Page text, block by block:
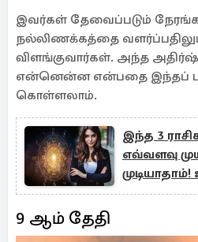
இவர்கள் தேவைப்படும்
நல்லிணக்கத்தை வளர்ப்பதிலும்
விளங்குவார்கள். அந்த
என்னென்ன என்பதை இந்தப்
கொள்ளலாம்.
இந்த 3
எவ்வளவு
9 ஆம் தேதி